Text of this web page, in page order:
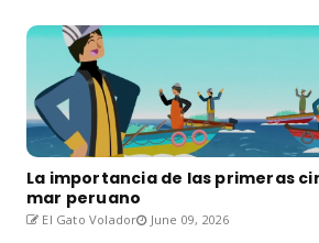
La importancia de las primeras
mar peruano
El Gato Volador June 09, 2026